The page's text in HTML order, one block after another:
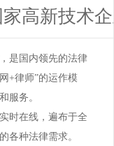
高新技术
是国内领先的法律
+律师”的运作模
服务。
时在线，遍布于全
各种法律需求。